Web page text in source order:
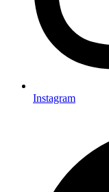
Instagram